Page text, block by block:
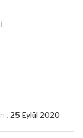
: 25 Eylül 2020